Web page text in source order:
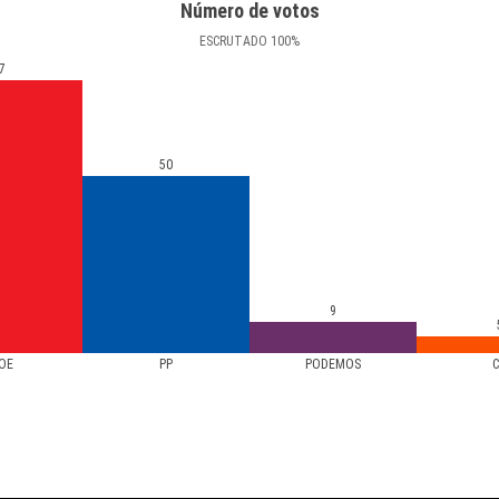
Número de votos
ESCRUTADO 100%
PP PODEMOS
50
9